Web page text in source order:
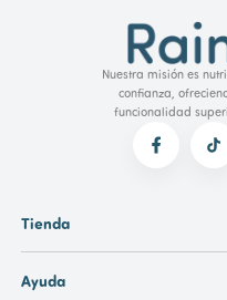
Nuestra misión es
confianza,
funcionalidad
Tienda
Ayuda